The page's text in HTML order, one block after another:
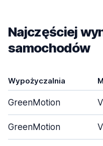
Najczęściej
samochodów
Wypożyczalnia
GreenMotion
GreenMotion